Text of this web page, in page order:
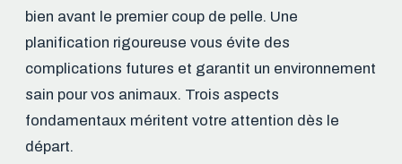
bien avant le premier coup de pelle. Une
planification rigoureuse vous évite des
complications futures et garantit un environnement
sain pour vos animaux. Trois aspects
fondamentaux méritent votre attention dès le
départ.